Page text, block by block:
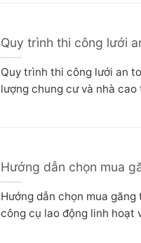
Quy trình thi công lưới
Quy trình thi công lưới an
lượng chung cư và nhà
Hướng dẫn chọn mua
Hướng dẫn chọn mua
công cụ lao động linh hoạt